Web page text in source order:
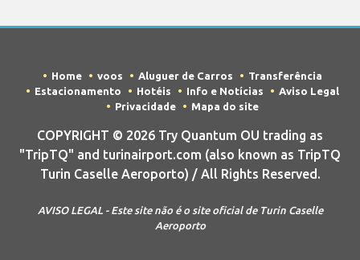
Home voos Aluguer de Carros
Transferência
Estacionamento
Hotéis Info e Notícias
Aviso Legal
Privacidade
Mapa do site
COPYRIGHT © 2026 Try Quantum OU trading as
"TripTQ" and turinairport.com (also known as TripTQ
Turin Caselle Aeroporto) / All Rights Reserved.
AVISO LEGAL - Este site não é o site oficial de Turin Caselle
Aeroporto